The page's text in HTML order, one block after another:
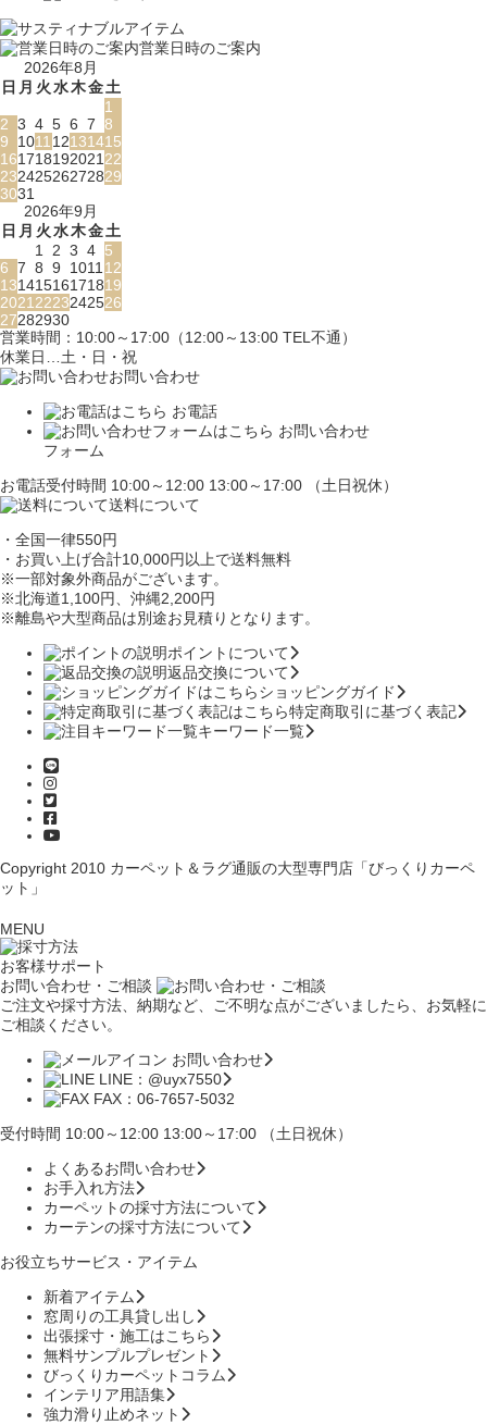
営業日時のご案内
2026年8月
日 月 火水木金土
1
2 3 4 5 6 7 8
9
101112131415
16171819202122
23242526272829
3031
2026年9月
日 月 火水木金土
1 2 3 4 5
6 7 8 9 101112
13141516171819
20212223242526
27282930
営業時間：10:00～17:00（12:00～13:00 TEL不通）
休業日…土・日・祝
お問い合わせ
お電話
お問い合わせ
フォーム
お電話受付時間 10:00～12:00 13:00～17:00 （土日祝休）
送料について
・全国一律550円
・お買い上げ合計10,000円 以上で送料無料
※一部対象外商品がございます。
※北海道1,100円、沖縄2,200円
※離島や大型商品は別途お見積りとなります。
ポイントについて
返品交換について
ショッピングガイド
特定商取引に基づく表記
キーワード一覧
Copyright 2010 カーペット＆ラグ通販の大型専門店「びっくりカーペ
ット」
MENU
お客様サポート
お問い合わせ・ご相談
ご注文や採寸方法、納期など、ご不明な点がございましたら、お気軽に
ご相談ください。
お問い合わせ
LINE：@uyx7550
FAX：06-7657-5032
受付時間 10:00～12:00 13:00～17:00 （土日祝休）
よくあるお問い合わせ
お手入れ方法
カーペットの採寸方法について
カーテンの採寸方法について
お役立ちサービス・アイテム
新着アイテム
窓周りの工具貸し出し
出張採寸・施工はこちら
無料サンプルプレゼント
びっくりカーペットコラム
インテリア用語集
強力滑り止めネット